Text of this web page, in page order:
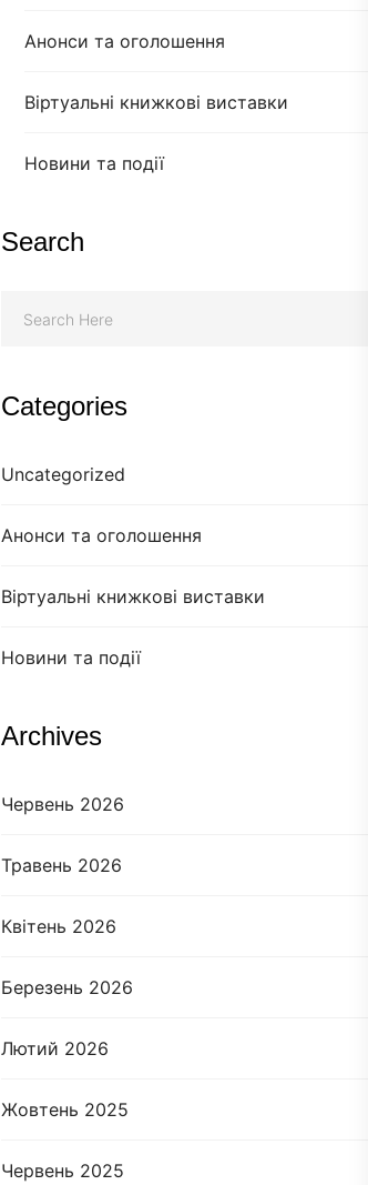
Анонси та оголошення
Віртуальні книжкові виставки
Новини та події
Search
Categories
Uncategorized
Анонси та оголошення
Віртуальні книжкові виставки
Новини та події
Archives
Червень 2026
Травень 2026
Квітень 2026
Березень 2026
Лютий 2026
Жовтень 2025
Червень 2025